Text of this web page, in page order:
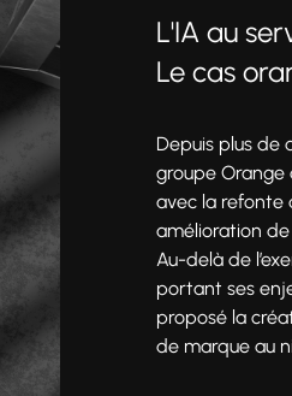
L'IA au
Le cas
Depuis plus de
groupe Orange
avec la refonte
amélioration
Au-delà de
portant ses
proposé la
de marque au